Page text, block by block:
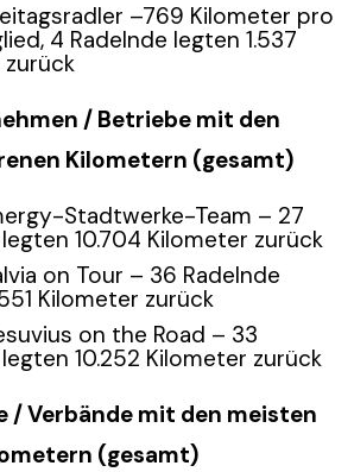
–769 Kilometer pro
4 Radelnde legten 1.537
/ Betriebe mit den
Kilometern (gesamt)
Stadtwerke-Team – 27
10.704 Kilometer zurück
on Tour – 36 Radelnde
Kilometer zurück
on the Road – 33
10.252 Kilometer zurück
/ Verbände mit den meisten
(gesamt)